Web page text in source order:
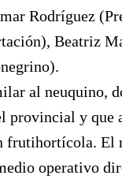
Rodríguez
Beatriz
al neuquino,
provincial y que
frutihortícola. El
operativo